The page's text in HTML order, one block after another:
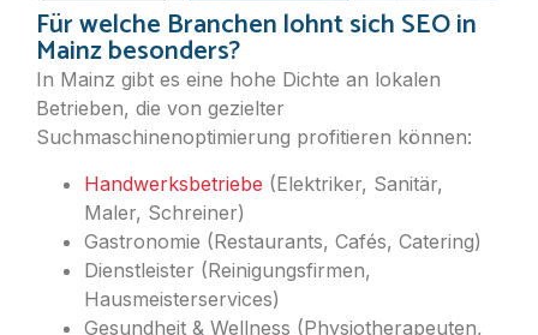
Für welche Branchen lohnt sich SEO in
Mainz besonders?
In Mainz gibt es eine hohe Dichte an lokalen
Betrieben, die von gezielter
Suchmaschinenoptimierung profitieren können:
Handwerksbetriebe (Elektriker, Sanitär,
Maler, Schreiner)
Gastronomie (Restaurants, Cafés, Catering)
Dienstleister (Reinigungsfirmen,
Hausmeisterservices)
Gesundheit & Wellness (Physiotherapeuten,